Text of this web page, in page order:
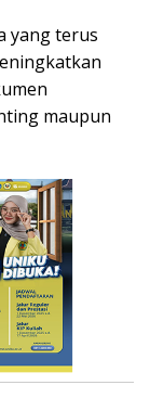
yang terus
maupun